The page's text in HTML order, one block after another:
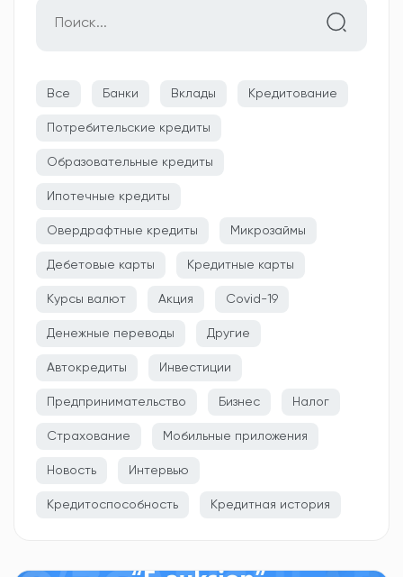
Все Банки Вклады Кредитование
Потребительские кредиты
Образовательные кредиты
Ипотечные кредиты
Овердрафтные кредиты Микрозаймы
Дебетовые карты Кредитные карты
Курсы валют Акция Covid-19
Денежные переводы Другие
Автокредиты Инвестиции
Предпринимательство Бизнес Налог
Страхование Мобильные приложения
Новость Интервью
Кредитоспособность Кредитная история